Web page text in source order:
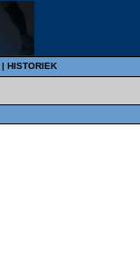
| HISTORIEK